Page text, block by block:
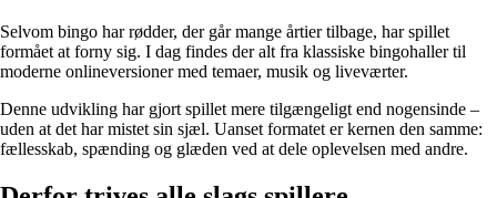
Selvom bingo har rødder, der går mange årtier tilbage, har spillet
formået at forny sig. I dag findes der alt fra klassiske bingohaller til
moderne onlineversioner med temaer, musik og liveværter.
Denne udvikling har gjort spillet mere tilgængeligt end nogensinde –
uden at det har mistet sin sjæl. Uanset formatet er kernen den samme:
fællesskab, spænding og glæden ved at dele oplevelsen med andre.